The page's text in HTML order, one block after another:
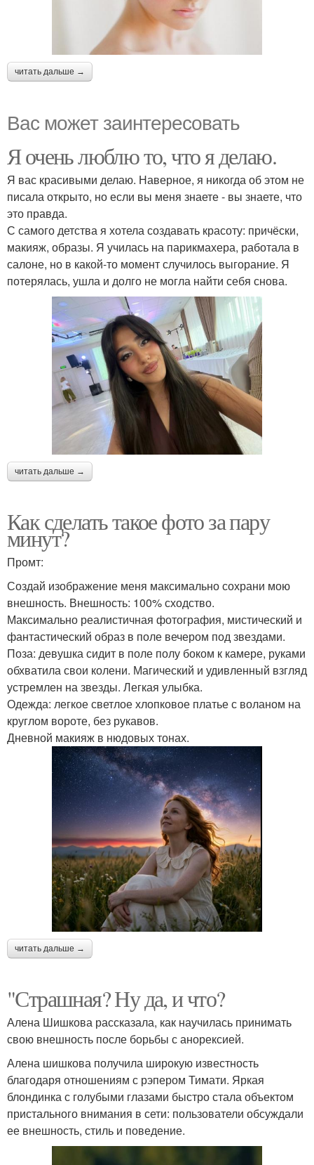
читать дальше →
Вас может заинтересовать
Я очень люблю то, что я делаю.
Я вас красивыми делаю. Наверное, я никогда об этом не
писала открыто, но если вы меня знаете - вы знаете, что
это правда.
С самого детства я хотела создавать красоту: причёски,
макияж, образы. Я училась на парикмахера, работала в
салоне, но в какой-то момент случилось выгорание. Я
потерялась, ушла и долго не могла найти себя снова.
читать дальше →
Как сделать такое фото за пару
минут?
Промт:
Создай изображение меня максимально сохрани мою
внешность. Внешность: 100% сходство.
Максимально реалистичная фотография, мистический и
фантастический образ в поле вечером под звездами.
Поза: девушка сидит в поле полу боком к камере, руками
обхватила свои колени. Магический и удивленный взгляд
устремлен на звезды. Легкая улыбка.
Одежда: легкое светлое хлопковое платье с воланом на
круглом вороте, без рукавов.
Дневной макияж в нюдовых тонах.
читать дальше →
"Страшная? Ну да, и что?
Алена Шишкова рассказала, как научилась принимать
свою внешность после борьбы с анорексией.
Алена шишкова получила широкую известность
благодаря отношениям с рэпером Тимати. Яркая
блондинка с голубыми глазами быстро стала объектом
пристального внимания в сети: пользователи обсуждали
ее внешность, стиль и поведение.